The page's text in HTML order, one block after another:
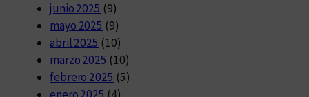
junio 2025 (9)
mayo 2025 (9)
abril 2025 (10)
marzo 2025 (10)
febrero 2025 (5)